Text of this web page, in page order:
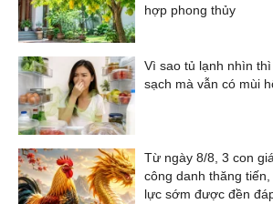
hợp phong thủy
Vì sao tủ lạnh nhìn thì
sạch mà vẫn có mùi
Từ ngày 8/8, 3 con
công danh thăng tiến,
lực sớm được đền